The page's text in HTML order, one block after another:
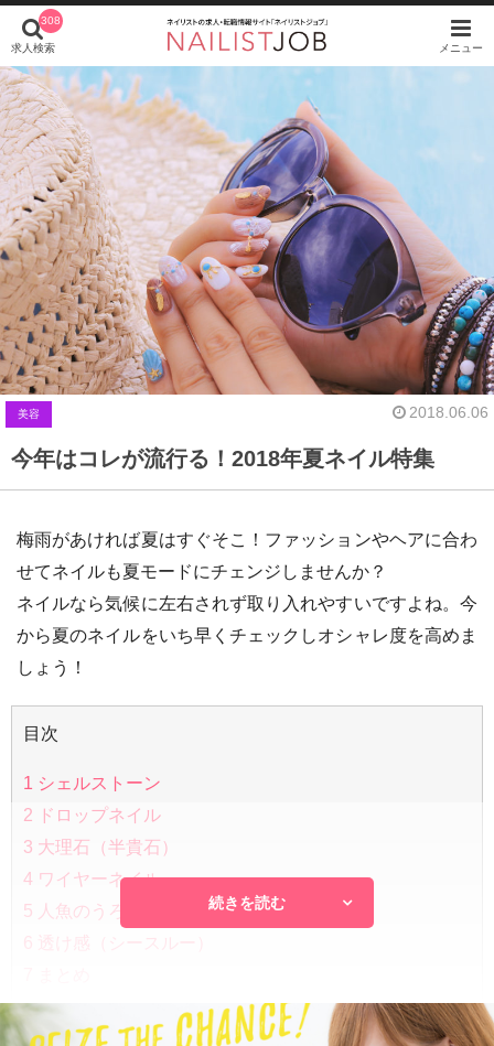
308
求人検索 メニュー
美容 2018.06.06
今年はコレが流行る！2018年夏ネイル特集
梅雨があければ夏はすぐそこ！ファッションやヘアに合わ
せてネイルも夏モードにチェンジしませんか？
ネイルなら気候に左右されず取り入れやすいですよね。今
から夏のネイルをいち早くチェックしオシャレ度を高めま
しょう！
目次
1 シェルストーン
2 ドロップネイル
3 大理石（半貴石）
4 ワイヤーネイル
5 人魚のうろこネイル
6
透け感（シースルー）
続きを読む